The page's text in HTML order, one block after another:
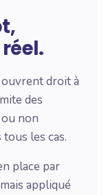
droit à
des
non
les cas.
place par
appliqué